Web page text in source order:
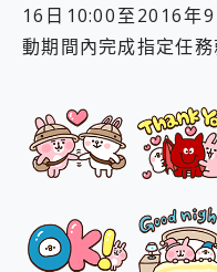
16日10:00至2016年
動期間內完成指定任